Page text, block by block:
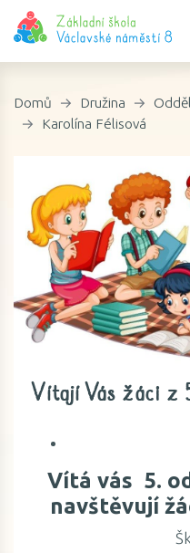
Domů Družina
Karolína Félisová
Vítají Vás žáci z
Vítá vás 5.
navštěvují
Školní rok